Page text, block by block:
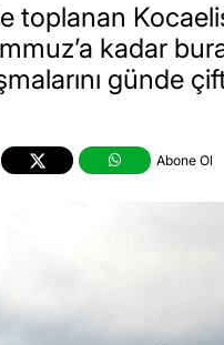
toplanan
kadar
günde
Abone Ol